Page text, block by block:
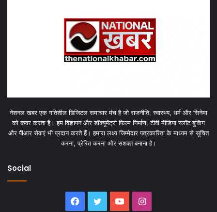
नेशनल खबर एक गतिशील डिजिटल समाचार मंच है जो राजनीति, स्वास्थ्य, धर्म और सिनेमा
को कवर करता है। हम विज्ञापन और डॉक्यूमेंट्री फिल्म निर्माण, टीवी मीडिया स्लॉट बुकिंग
और पीआर सेवाएं भी प्रदान करते हैं। हमारा लक्ष्य जिम्मेदार पत्रकारिता के माध्यम से सूचित
करना, प्रेरित करना और सशक्त बनाना है।
Social
Facebook
TwitterYouTubeInstagram